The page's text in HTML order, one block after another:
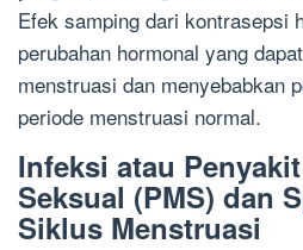
Efek samping dari kontrasepsi
perubahan hormonal yang
menstruasi dan menyebabkan
periode menstruasi normal.
Infeksi atau
Seksual (PMS) dan
Siklus Menstruasi